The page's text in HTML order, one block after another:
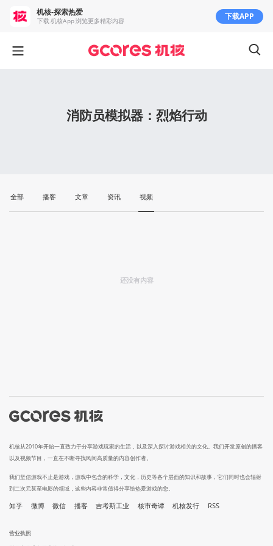
消防员模拟器：烈焰行动
全部 播客 文章 资讯 视频
还没有内容
机核从2010年开始一直致力于分享游戏玩家的生活，以及深入探讨游戏相关的文化。我们开发原创的播客
以及视频节目，一直在不断寻找民间高质量的内容创作者。
我们坚信游戏不止是游戏，游戏中包含的科学，文化，历史等各个层面的知识和故事，它们同时也会辐射
到二次元甚至电影的领域，这些内容非常值得分享给热爱游戏的您。
知乎 微博 微信 播客 吉考斯工业 核市奇谭 机核发行 RSS
营业执照
机核-探索热爱
下载 机核App 浏览更多精彩内容 下载APP